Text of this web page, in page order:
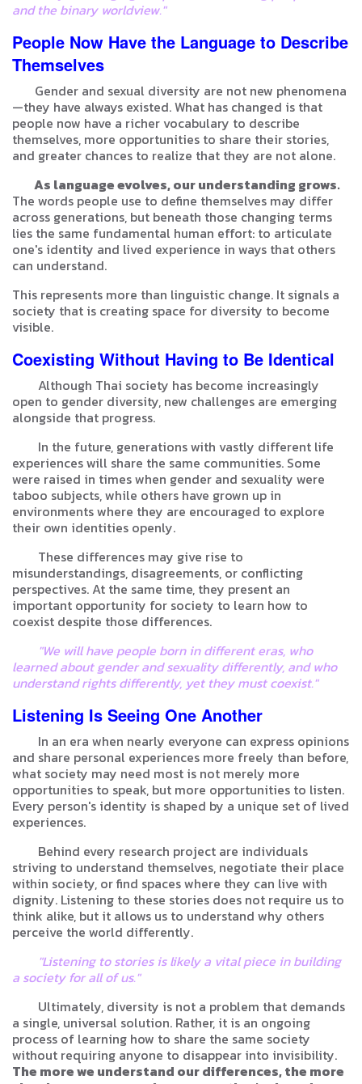
and the binary worldview."
People Now Have the Language to Describe
Themselves
Gender and sexual diversity are not new phenomena
—they have always existed. What has changed is that
people now have a richer vocabulary to describe
themselves, more opportunities to share their stories,
and greater chances to realize that they are not alone.
As language evolves, our understanding grows.
The words people use to define themselves may differ
across generations, but beneath those changing terms
lies the same fundamental human effort: to articulate
one's identity and lived experience in ways that others
can understand.
This represents more than linguistic change. It signals a
society that is creating space for diversity to become
visible.
Coexisting Without Having to Be Identical
Although Thai society has become increasingly
open to gender diversity, new challenges are emerging
alongside that progress.
In the future, generations with vastly different life
experiences will share the same communities. Some
were raised in times when gender and sexuality were
taboo subjects, while others have grown up in
environments where they are encouraged to explore
their own identities openly.
These differences may give rise to
misunderstandings, disagreements, or conflicting
perspectives. At the same time, they present an
important opportunity for society to learn how to
coexist despite those differences.
"We will have people born in different eras, who
learned about gender and sexuality differently, and who
understand rights differently, yet they must coexist."
Listening Is Seeing One Another
In an era when nearly everyone can express opinions
and share personal experiences more freely than before,
what society may need most is not merely more
opportunities to speak, but more opportunities to listen.
Every person's identity is shaped by a unique set of lived
experiences.
Behind every research project are individuals
striving to understand themselves, negotiate their place
within society, or find spaces where they can live with
dignity. Listening to these stories does not require us to
think alike, but it allows us to understand why others
perceive the world differently.
"Listening to stories is likely a vital piece in building
a society for all of us."
Ultimately, diversity is not a problem that demands
a single, universal solution. Rather, it is an ongoing
process of learning how to share the same society
without requiring anyone to disappear into invisibility.
The more we understand our differences, the more